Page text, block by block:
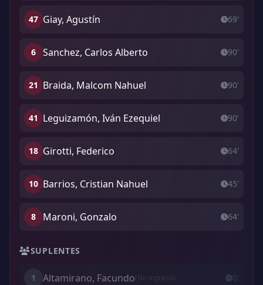
47 Giay, Agustín 69'
6 Sanchez, Carlos Alberto 90'
21 Braida, Malcom Nahuel 90'
41 Leguizamón, Iván Ezequiel 90'
18 Girotti, Federico 64'
10 Barrios, Cristian Nahuel 45'
8 Maroni, Gonzalo 64'
SUPLENTES
1 Altamirano, Facundo(No ingresó) 0'